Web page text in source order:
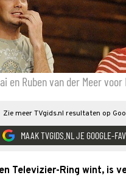
en Ruben van der Meer voor
Zie meer TVgids.nl resultaten op
MAAK TVGIDS.NL JE GOOGLE-
Televizier-Ring wint, is